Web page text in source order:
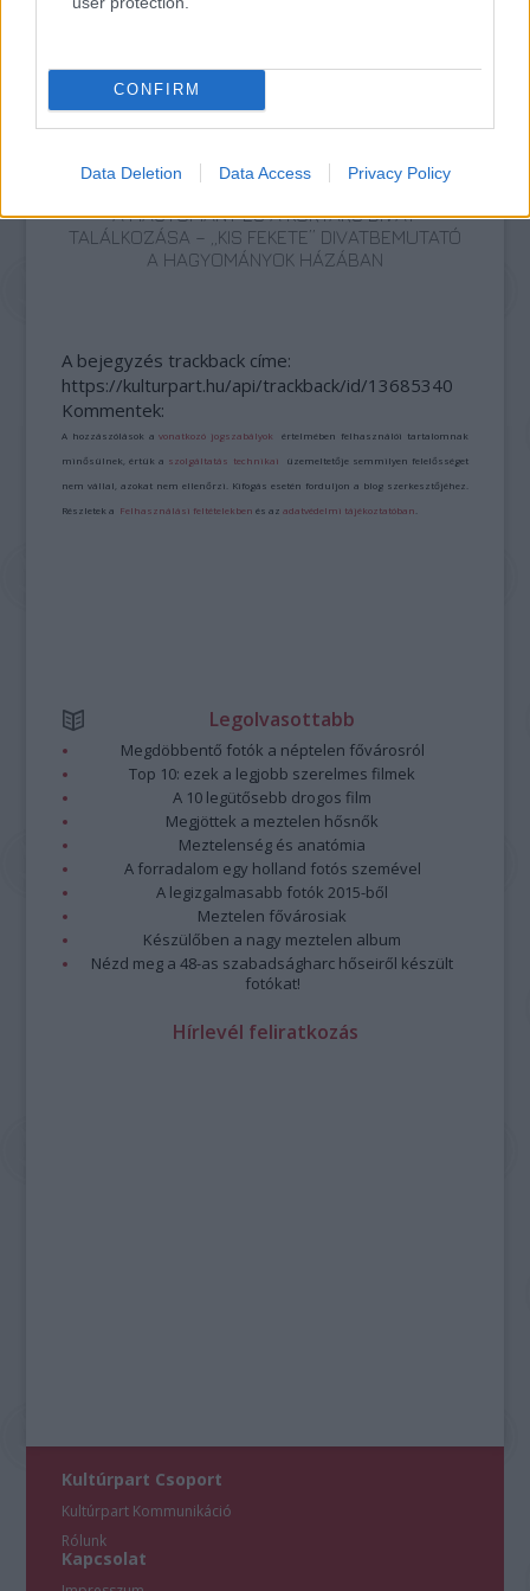
CONFIRM
Data Deletion Data Access Privacy Policy
VÁLHATTÁL VOLNA?
A HAGYOMÁNY ÉS A KORTÁRS DIVAT
TALÁLKOZÁSA – „KIS FEKETE” DIVATBEMUTATÓ
A HAGYOMÁNYOK HÁZÁBAN
A bejegyzés trackback címe:
https://kulturpart.hu/api/trackback/id/13685340
Kommentek:
A hozzászólások avonatkozó jogszabályok értelmében felhasználói tartalomnak
minősülnek, értük a szolgáltatás technikai üzemeltetője semmilyen felelősséget
nem vállal, azokat nem ellenőrzi. Kifogás esetén forduljon a blog szerkesztőjéhez.
Részletek a Felhasználási feltételekben és azadatvédelmi tájékoztatóban
Legolvasottabb
Megdöbbentő fotók a néptelen fővárosról
Top 10: ezek a legjobb szerelmes filmek
A 10 legütősebb drogos film
Megjöttek a meztelen hősnők
Meztelenség és anatómia
A forradalom egy holland fotós szemével
A legizgalmasabb fotók 2015-ből
Meztelen fővárosiak
Készülőben a nagy meztelen album
Nézd meg a 48-as szabadságharc hőseiről készült
fotókat!
Hírlevél feliratkozás
Kultúrpart Csoport
Kultúrpart Kommunikáció
Rólunk
Kapcsolat